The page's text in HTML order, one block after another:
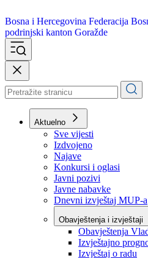
Bosna i Hercegovina
podrinjski kanton Goražde
Aktuelno
Sve vijesti
Izdvojeno
Najave
Konkursi i oglasi
Javni pozivi
Javne nabavke
Dnevni izvještaj MUP-a
Obavještenja i izvještaji